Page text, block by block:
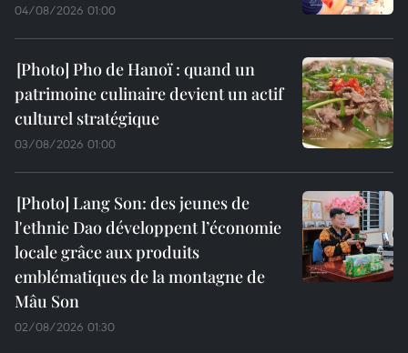
04/08/2026 01:00
Pho de Hanoï : quand un
patrimoine culinaire devient un actif
culturel stratégique
03/08/2026 01:00
Lang Son: des jeunes de
l'ethnie Dao développent l’économie
locale grâce aux produits
emblématiques de la montagne de
Mâu Son
02/08/2026 01:30